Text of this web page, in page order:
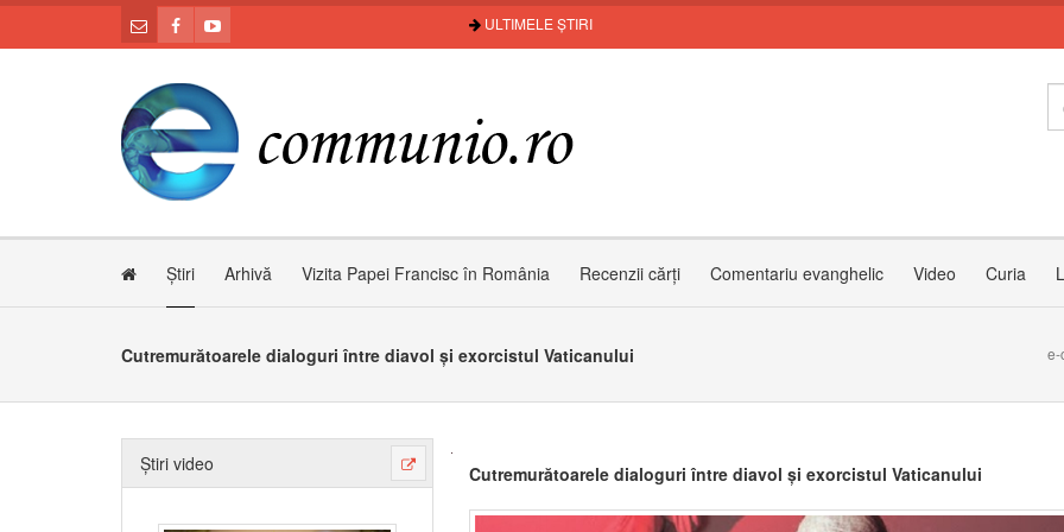
ULTIMELE ȘTIRI
Știri Arhivă Vizita Papei Francisc în România Recenzii cărți Comentariu evanghelic Video Curia
Cutremurătoarele dialoguri între diavol și exorcistul Vaticanului e-
Știri video Cutremurătoarele dialoguri între diavol și exorcistul Vaticanului